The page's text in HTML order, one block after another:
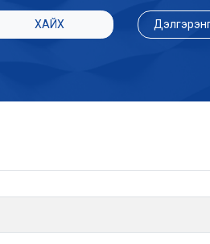
ХАЙХ